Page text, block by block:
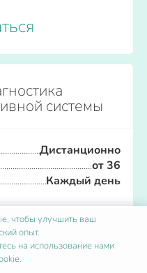
системы
Дистанционно
от 36
Каждый день
, чтобы улучшить ваш
опыт.
на использование нами